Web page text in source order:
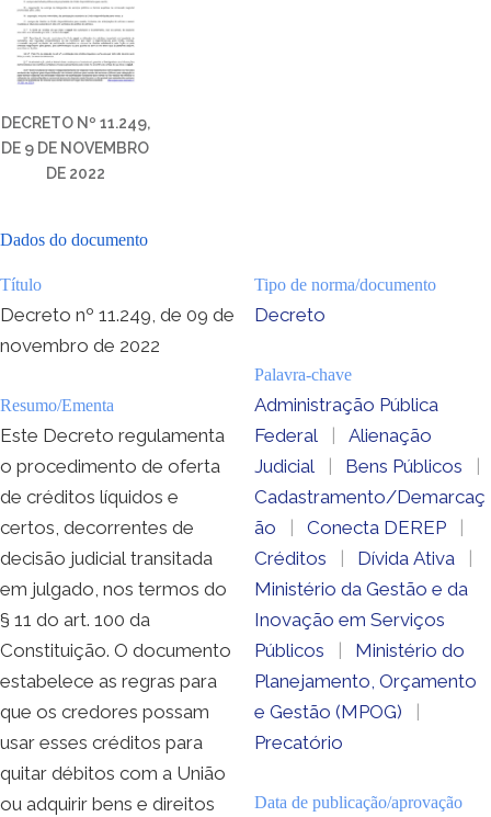
DECRETO Nº 11.249,
DE 9 DE NOVEMBRO
DE 2022
Dados do documento
Título
Decreto nº 11.249, de 09 de
novembro de 2022
Resumo/Ementa
Este Decreto regulamenta
o procedimento de oferta
de créditos líquidos e
certos, decorrentes de
decisão judicial transitada
em julgado, nos termos do
§ 11 do art. 100 da
Constituição. O documento
estabelece as regras para
que os credores possam
usar esses créditos para
quitar débitos com a União
ou adquirir bens e direitos
Tipo de norma/documento
Decreto
Palavra-chave
Administração Pública
Federal
Alienação
Judicial
Bens Públicos
Cadastramento/Demarcaç
ão
Conecta DEREP
Créditos
Dívida Ativa
Ministério da Gestão e da
Inovação em Serviços
Públicos
Ministério do
Planejamento, Orçamento
e Gestão (MPOG)
Precatório
Data de publicação/aprovação